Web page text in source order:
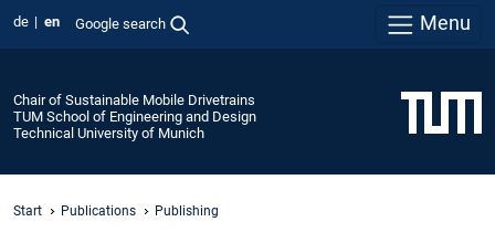
de en Google search Menu
Chair of Sustainable Mobile Drivetrains
TUM School of Engineering and Design
Technical University of Munich
Start Publications Publishing